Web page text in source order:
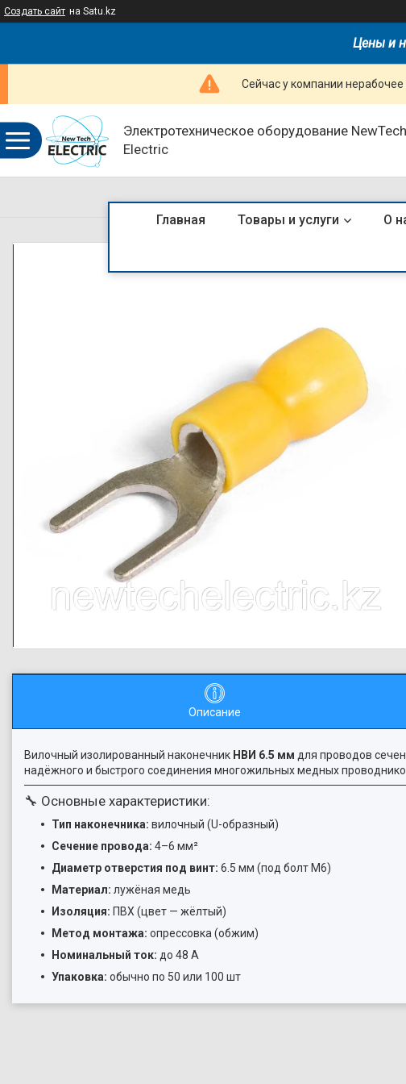
Создать сайт на Satu.kz
Цены и
Сейчас у компании
Электротехническое оборудование NewTech
Electric
Главная Товары и услуги О
Описание
Вилочный изолированный наконечник НВИ 6.5 мм для проводов
надёжного и быстрого соединения многожильных медных
🔧 Основные характеристики:
Тип наконечника: вилочный (U-образный)
Сечение провода: 4–6 мм²
Диаметр отверстия под винт: 6.5 мм (под болт M6)
Материал: лужёная медь
Изоляция: ПВХ (цвет — жёлтый)
Метод монтажа: опрессовка (обжим)
Номинальный ток: до 48 А
Упаковка: обычно по 50 или 100 шт